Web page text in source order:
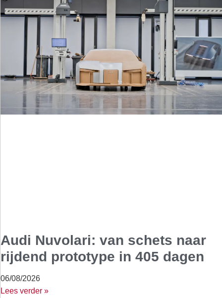
Audi Nuvolari: van schets naar
rijdend prototype in 405 dagen
06/08/2026
Lees verder »